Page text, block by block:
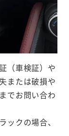
（車検証）や
または破損や
でお問い合わ
ックの場合、